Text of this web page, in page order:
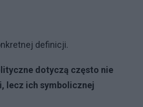
definicji.
dotyczą często nie
lecz ich symbolicznej